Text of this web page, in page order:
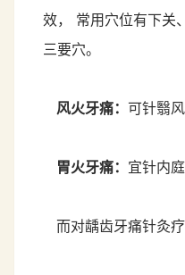
效， 常用穴位有下关
三要穴。
风火牙痛： 可针翳
胃火牙痛： 宜针内
而对龋齿牙痛针灸疗